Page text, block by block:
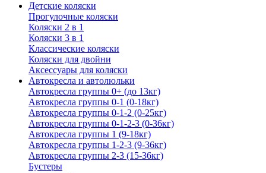
Детские коляски
Прогулочные коляски
Коляски 2 в 1
Коляски 3 в 1
Классические коляски
Коляски для двойни
Аксессуары для коляски
Автокресла и автолюльки
Автокресла группы 0+ (до 13кг)
Автокресла группы 0-1 (0-18кг)
Автокресла группы 0-1-2 (0-25кг)
Автокресла группы 0-1-2-3 (0-36кг)
Автокресла группы 1 (9-18кг)
Автокресла группы 1-2-3 (9-36кг)
Автокресла группы 2-3 (15-36кг)
Бустеры